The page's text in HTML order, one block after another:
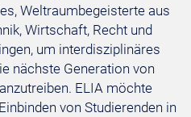
Weltraumbegeisterte aus
Wirtschaft, Recht und
um interdisziplinäres
nächste Generation von
ELIA möchte
von Studierenden in